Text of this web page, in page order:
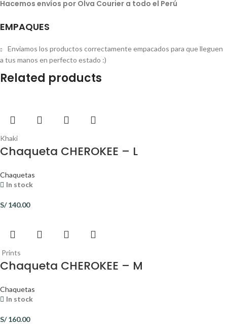
Hacemos envíos por Olva Courier a todo el Perú
EMPAQUES
Enviamos los productos correctamente empacados para que lleguen
a tus manos en perfecto estado :)
Related products
Khaki
Chaqueta CHEROKEE – L
Chaquetas
In stock
S/140.00
Prints
Chaqueta CHEROKEE – M
Chaquetas
In stock
S/160.00